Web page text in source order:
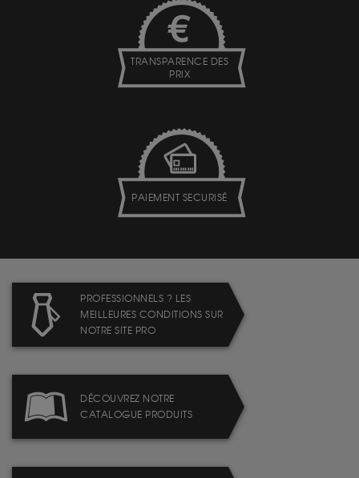
TRANSPARENCE DES
PRIX
PAIEMENT SECURISÉ
PROFESSIONNELS ? LES
MEILLEURES CONDITIONS SUR
NOTRE SITE PRO
DÉCOUVREZ NOTRE
CATALOGUE PRODUITS